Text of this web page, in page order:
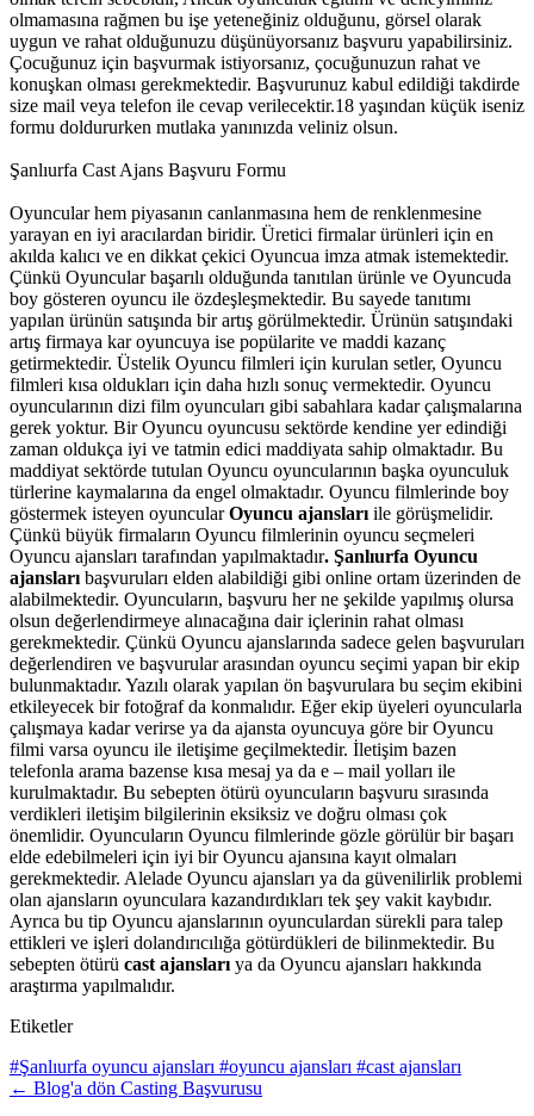
olmamasına rağmen bu işe yeteneğiniz olduğunu, görsel olarak
uygun ve rahat olduğunuzu düşünüyorsanız başvuru yapabilirsiniz.
Çocuğunuz için başvurmak istiyorsanız, çocuğunuzun rahat ve
konuşkan olması gerekmektedir. Başvurunuz kabul edildiği takdirde
size mail veya telefon ile cevap verilecektir.18 yaşından küçük iseniz
formu doldururken mutlaka yanınızda veliniz olsun.
Şanlıurfa Cast Ajans Başvuru Formu
Oyuncular hem piyasanın canlanmasına hem de renklenmesine
yarayan en iyi aracılardan biridir. Üretici firmalar ürünleri için en
akılda kalıcı ve en dikkat çekici Oyuncua imza atmak istemektedir.
Çünkü Oyuncular başarılı olduğunda tanıtılan ürünle ve Oyuncuda
boy gösteren oyuncu ile özdeşleşmektedir. Bu sayede tanıtımı
yapılan ürünün satışında bir artış görülmektedir. Ürünün satışındaki
artış firmaya kar oyuncuya ise popülarite ve maddi kazanç
getirmektedir. Üstelik Oyuncu filmleri için kurulan setler, Oyuncu
filmleri kısa oldukları için daha hızlı sonuç vermektedir. Oyuncu
oyuncularının dizi film oyuncuları gibi sabahlara kadar çalışmalarına
gerek yoktur. Bir Oyuncu oyuncusu sektörde kendine yer edindiği
zaman oldukça iyi ve tatmin edici maddiyata sahip olmaktadır. Bu
maddiyat sektörde tutulan Oyuncu oyuncularının başka oyunculuk
türlerine kaymalarına da engel olmaktadır. Oyuncu filmlerinde boy
göstermek isteyen oyuncularOyuncu ajansları ile görüşmelidir.
Çünkü büyük firmaların Oyuncu filmlerinin oyuncu seçmeleri
Oyuncu ajansları tarafından yapılmaktadır. Şanlıurfa Oyuncu
ajansları başvuruları elden alabildiği gibi online ortam üzerinden de
alabilmektedir. Oyuncuların, başvuru her ne şekilde yapılmış olursa
olsun değerlendirmeye alınacağına dair içlerinin rahat olması
gerekmektedir. Çünkü Oyuncu ajanslarında sadece gelen başvuruları
değerlendiren ve başvurular arasından oyuncu seçimi yapan bir ekip
bulunmaktadır. Yazılı olarak yapılan ön başvurulara bu seçim ekibini
etkileyecek bir fotoğraf da konmalıdır. Eğer ekip üyeleri oyuncularla
çalışmaya kadar verirse ya da ajansta oyuncuya göre bir Oyuncu
filmi varsa oyuncu ile iletişime geçilmektedir. İletişim bazen
telefonla arama bazense kısa mesaj ya da e – mail yolları ile
kurulmaktadır. Bu sebepten ötürü oyuncuların başvuru sırasında
verdikleri iletişim bilgilerinin eksiksiz ve doğru olması çok
önemlidir. Oyuncuların Oyuncu filmlerinde gözle görülür bir başarı
elde edebilmeleri için iyi bir Oyuncu ajansına kayıt olmaları
gerekmektedir. Alelade Oyuncu ajansları ya da güvenilirlik problemi
olan ajansların oyunculara kazandırdıkları tek şey vakit kaybıdır.
Ayrıca bu tip Oyuncu ajanslarının oyunculardan sürekli para talep
ettikleri ve işleri dolandırıcılığa götürdükleri de bilinmektedir. Bu
sebepten ötürü cast ajansları ya da Oyuncu ajansları hakkında
araştırma yapılmalıdır.
Etiketler
#Şanlıurfa oyuncu ajansları #oyuncu ajansları #cast ajansları
← Blog'a dön Casting Başvurusu